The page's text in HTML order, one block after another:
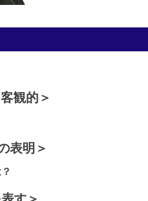
観的＞
表明＞